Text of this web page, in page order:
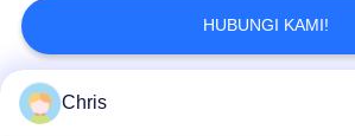
HUBUNGI KAMI!
Bad Request
Chris